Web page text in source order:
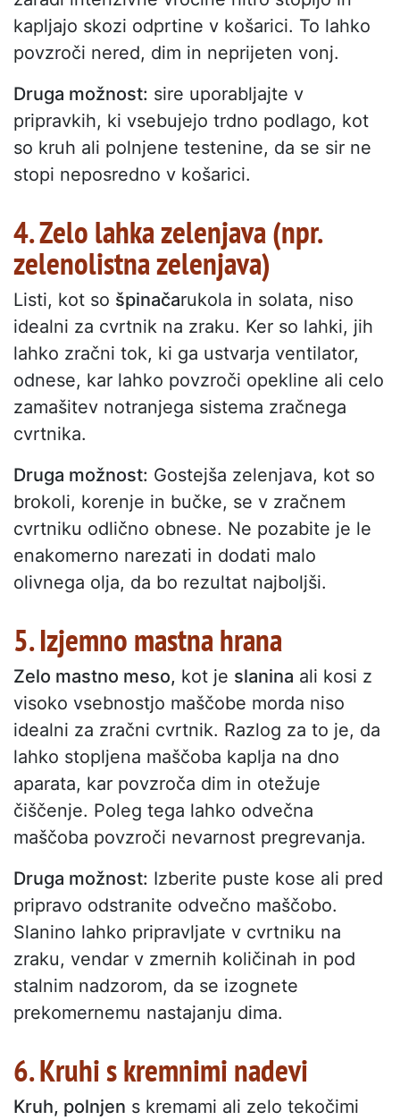
kapljajo skozi odprtine v košarici. To lahko
povzroči nered, dim in neprijeten vonj.
Druga možnost: sire uporabljajte v
pripravkih, ki vsebujejo trdno podlago, kot
so kruh ali polnjene testenine, da se sir ne
stopi neposredno v košarici.
4. Zelo lahka zelenjava (npr.
zelenolistna zelenjava)
Listi, kot so špinačarukola in solata, niso
idealni za cvrtnik na zraku. Ker so lahki, jih
lahko zračni tok, ki ga ustvarja ventilator,
odnese, kar lahko povzroči opekline ali celo
zamašitev notranjega sistema zračnega
cvrtnika.
Druga možnost: Gostejša zelenjava, kot so
brokoli, korenje in bučke, se v zračnem
cvrtniku odlično obnese. Ne pozabite je le
enakomerno narezati in dodati malo
olivnega olja, da bo rezultat najboljši.
5. Izjemno mastna hrana
Zelo mastno meso, kot je slanina ali kosi z
visoko vsebnostjo maščobe morda niso
idealni za zračni cvrtnik. Razlog za to je, da
lahko stopljena maščoba kaplja na dno
aparata, kar povzroča dim in otežuje
čiščenje. Poleg tega lahko odvečna
maščoba povzroči nevarnost pregrevanja.
Druga možnost: Izberite puste kose ali pred
pripravo odstranite odvečno maščobo.
Slanino lahko pripravljate v cvrtniku na
zraku, vendar v zmernih količinah in pod
stalnim nadzorom, da se izognete
prekomernemu nastajanju dima.
6. Kruhi s kremnimi nadevi
Kruh, polnjen s kremami ali zelo tekočimi